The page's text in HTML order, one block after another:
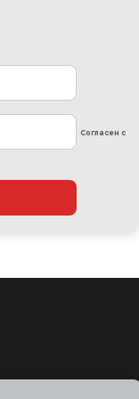
Согласен с